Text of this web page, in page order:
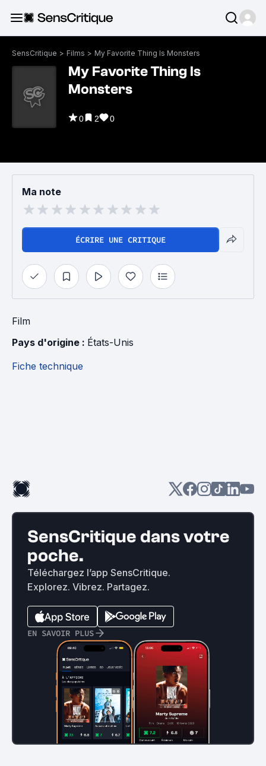
SensCritique > Films > My Favorite Thing Is Monsters
My Favorite Thing Is
Monsters
0 2 0
Ma note
ÉCRIRE UNE CRITIQUE
Film
Pays d'origine : États-Unis
Fiche technique
SensCritique dans votre
poche.
Téléchargez l’app SensCritique.
Explorez. Vibrez. Partagez.
EN SAVOIR PLUS